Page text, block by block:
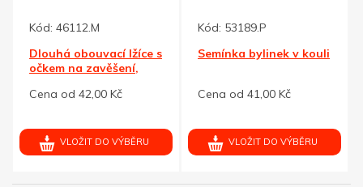
Kód: 46112.M
Dlouhá obouvací lžíce s
očkem na zavěšení,
Cena od 42,00 Kč
VLOŽIT DO VÝBĚRU
Kód: 53189.P
Semínka bylinek v kouli
Cena od 41,00 Kč
VLOŽIT DO VÝBĚRU